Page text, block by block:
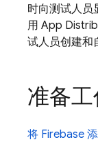
时向测试人员
用 App
试人员创建和
准备
将 Firebase